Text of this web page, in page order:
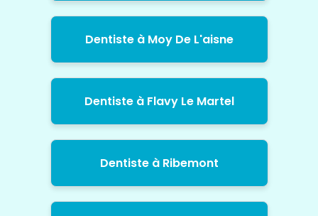
Dentiste à Moy De L'aisne
Dentiste à Flavy Le Martel
Dentiste à Ribemont